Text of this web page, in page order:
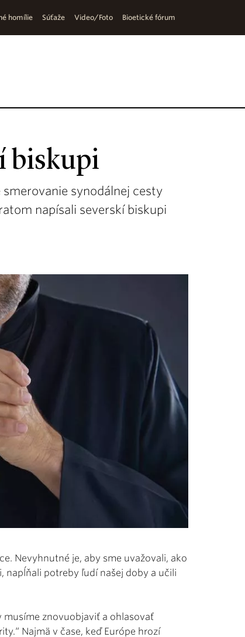
homílie Súťaže Video/Foto Bioetické fórum
biskupi
synodálnej cesty
napísali severskí biskupi
Nevyhnutné je, aby sme uvažovali, ako
napĺňali potreby ľudí našej doby a učili
musíme znovuobjaviť a ohlasovať
Najmä v čase, keď Európe hrozí